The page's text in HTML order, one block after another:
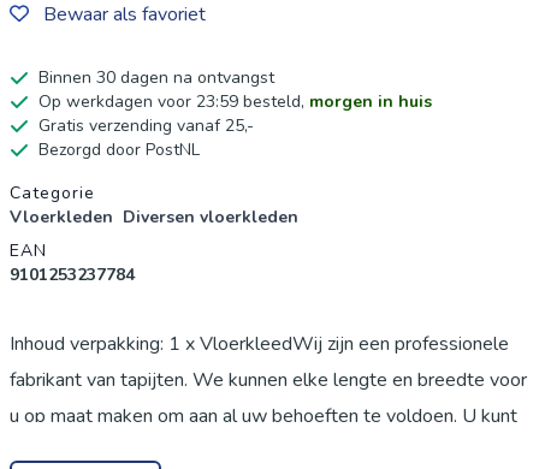
Bewaar als favoriet
Binnen 30 dagen na ontvangst
Op werkdagen voor 23:59 besteld, morgen in huis
Gratis verzending vanaf 25,-
Bezorgd door PostNL
Productgegevens
Categorie
Vloerkleden Diversen vloerkleden
EAN
9101253237784
Inhoud verpakking: 1 x VloerkleedWij zijn een professionele
fabrikant van tapijten. We kunnen elke lengte en breedte voor
u op maat maken om aan al uw behoeften te voldoen. U kunt